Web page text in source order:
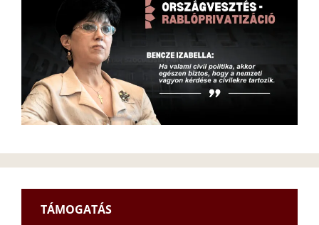
TÁMOGATÁS